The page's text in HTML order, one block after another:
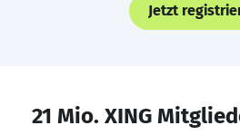
Jetzt
21 Mio. XING